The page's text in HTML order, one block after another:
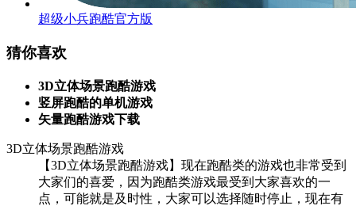
超级小兵跑酷官方版
猜你喜欢
3D立体场景跑酷游戏
竖屏跑酷的单机游戏
矢量跑酷游戏下载
3D立体场景跑酷游戏
【3D立体场景跑酷游戏】现在跑酷类的游戏也非常受到
大家们的喜爱，因为跑酷类游戏最受到大家喜欢的一
点，可能就是及时性，大家可以选择随时停止，现在有